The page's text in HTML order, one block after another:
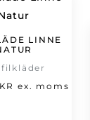
LINNE
KR ex. moms